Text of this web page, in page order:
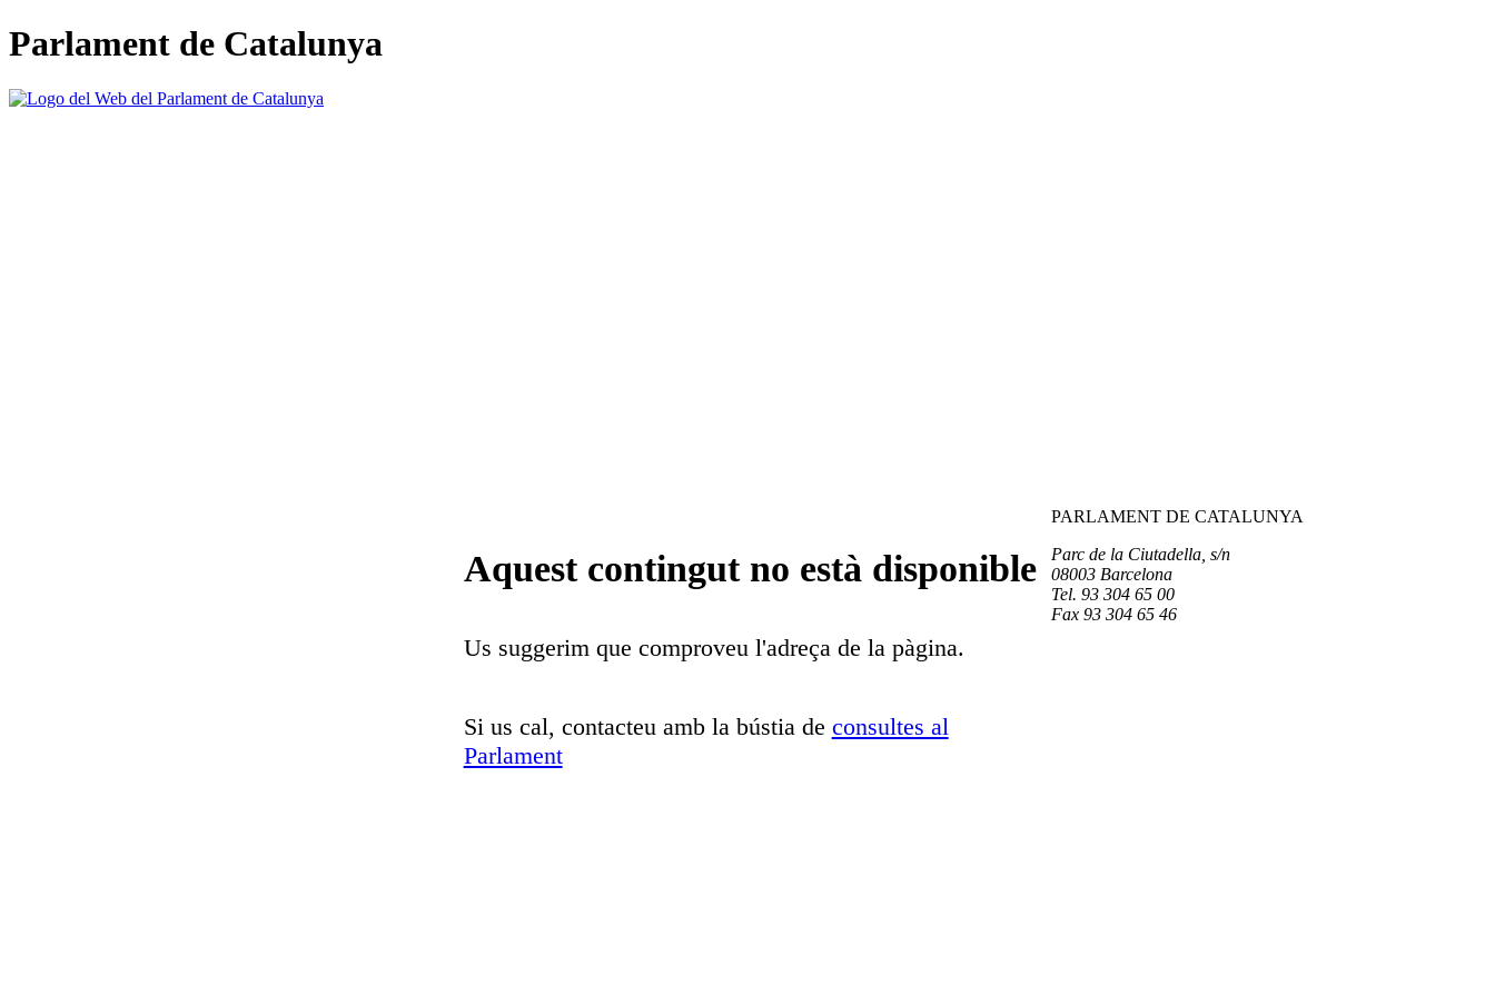
Parlament de Catalunya
Aquest contingut no està disponible
Us suggerim que comproveu l'adreça de la pàgina.
Si us cal, contacteu amb la bústia de consultes al
Parlament
PARLAMENT DE CATALUNYA
Parc de la Ciutadella, s/n
08003 Barcelona
Tel. 93 304 65 00
Fax 93 304 65 46